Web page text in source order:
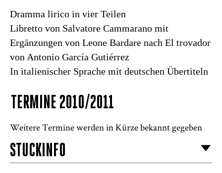
Dramma lirico in vier Teilen
Libretto von Salvatore Cammarano mit
Ergänzungen von Leone Bardare nach El trovador
von Antonio García Gutiérrez
In italienischer Sprache mit deutschen Übertiteln
TERMINE 2010/2011
Weitere Termine werden in Kürze bekannt gegeben
STÜCKINFO